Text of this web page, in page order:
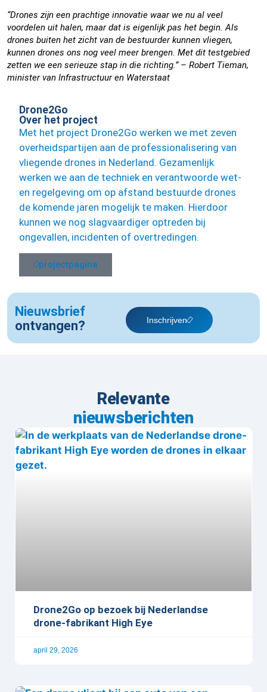
“Drones zijn een prachtige innovatie waar we nu al veel
voordelen uit halen, maar dat is eigenlijk pas het begin. Als
drones buiten het zicht van de bestuurder kunnen vliegen,
kunnen drones ons nog veel meer brengen. Met dit testgebied
zetten we een serieuze stap in die richting.” – Robert Tieman,
minister van Infrastructuur en Waterstaat
Drone2Go
Over het project
Met het project Drone2Go werken we met zeven
overheidspartijen aan de professionalisering van
vliegende drones in Nederland. Gezamenlijk
werken we aan de techniek en verantwoorde wet-
en regelgeving om op afstand bestuurde drones
de komende jaren mogelijk te maken. Hierdoor
kunnen we nog slagvaardiger optreden bij
ongevallen, incidenten of overtredingen.
projectpagina
Nieuwsbrief
ontvangen?
Inschrijven
Relevante
nieuwsberichten
Drone2Go op bezoek bij Nederlandse
drone-fabrikant High Eye
april 29, 2026